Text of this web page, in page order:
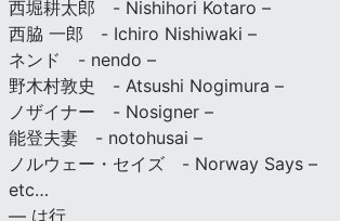
西堀耕太郎 - Nishihori Kotaro –
西脇 一郎 - Ichiro Nishiwaki –
ネンド - nendo –
野木村敦史 - Atsushi Nogimura –
ノザイナー - Nosigner –
能登夫妻 - notohusai –
ノルウェー・セイズ - Norway Says –
etc…
— は行